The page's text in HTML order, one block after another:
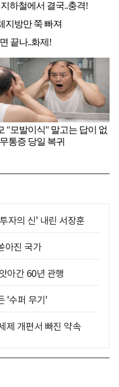
자의 신' 내린 서장훈
아진 국가
아간 60년 관행
'수퍼 무기'
제 개편서 빠진 약속